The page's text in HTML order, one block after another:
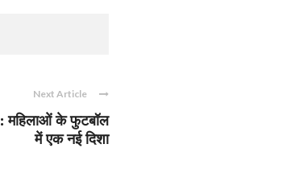
Next Article
के फुटबॉल
में एक नई दिशा